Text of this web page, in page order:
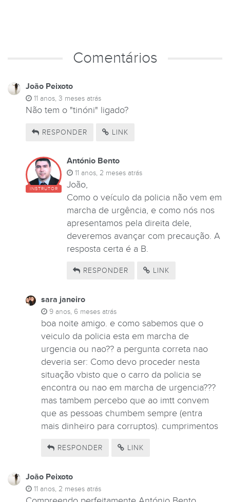
Comentários
João Peixoto
11 anos, 3 meses atrás
Não tem o "tinóni" ligado?
RESPONDER LINK
INSTRUTOR
António Bento
11 anos, 2 meses atrás
João,
Como o veículo da policia não vem em
marcha de urgência, e como nós nos
apresentamos pela direita dele,
deveremos avançar com precaução. A
resposta certa é a B.
RESPONDER LINK
sara janeiro
9 anos, 6 meses atrás
boa noite amigo. e como sabemos que o
veiculo da policia esta em marcha de
urgencia ou nao?? a pergunta correta nao
deveria ser: Como devo proceder nesta
situação vbisto que o carro da policia se
encontra ou nao em marcha de urgencia???
mas tambem percebo que ao imtt convem
que as pessoas chumbem sempre (entra
mais dinheiro para corruptos). cumprimentos
RESPONDER LINK
João Peixoto
11 anos, 2 meses atrás